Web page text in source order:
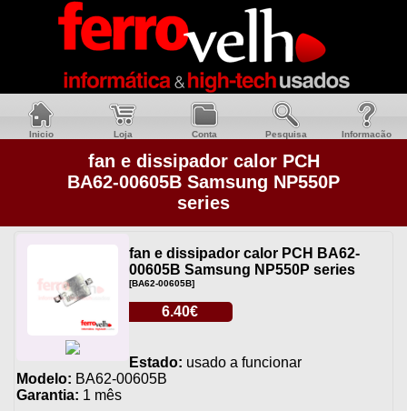
Inicio Loja Conta Pesquisa Informacão
fan e dissipador calor PCH
BA62-00605B Samsung NP550P
series
fan e dissipador calor PCH BA62-
00605B Samsung NP550P series
[BA62-00605B]
6.40€
Estado: usado a funcionar
Modelo: BA62-00605B
Garantia: 1 mês